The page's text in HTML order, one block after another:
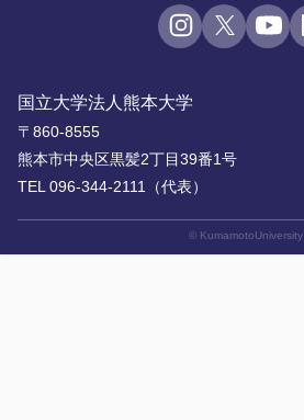
国立大学法人熊本大学
〒860-8555
熊本市中央区黒髪2丁目39番1号
TEL 096-344-2111（代表）
© KumamotoUniversity